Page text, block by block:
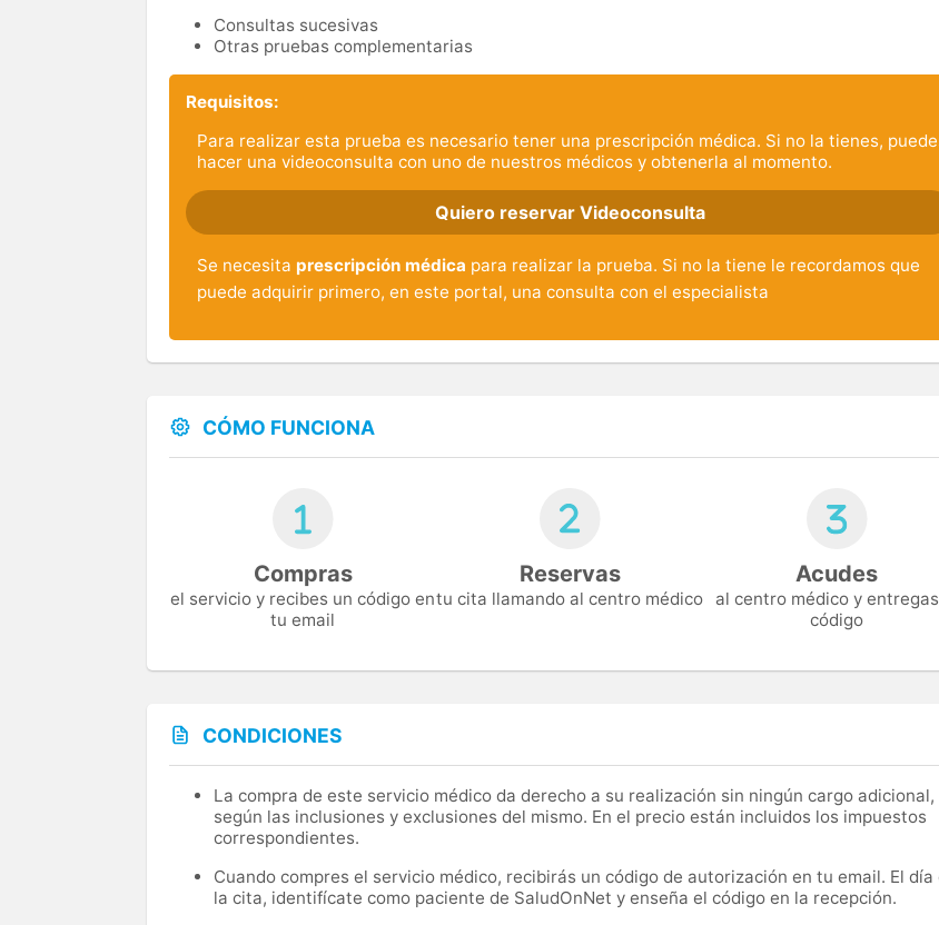
Consultas sucesivas
Otras pruebas complementarias
Requisitos:
Para realizar esta prueba es necesario tener una prescripción médica. Si no la tienes,
hacer una videoconsulta con uno de nuestros médicos y obtenerla al momento.
Quiero reservar Videoconsulta
Se necesita prescripción médica para realizar la prueba. Si no la tiene le recordamos que
puede adquirir primero, en este portal, una consulta con el especialista
CÓMO FUNCIONA
Compras
el servicio y recibes un código en
tu email
Reservas
tu cita llamando al centro médico
Acudes
al centro médico y
código
CONDICIONES
La compra de este servicio médico da derecho a su realización sin ningún cargo adicional,
según las inclusiones y exclusiones del mismo. En el precio están incluidos los impuestos
correspondientes.
Cuando compres el servicio médico, recibirás un código de autorización en tu email. El día
la cita, identifícate como paciente de SaludOnNet y enseña el código en la recepción.